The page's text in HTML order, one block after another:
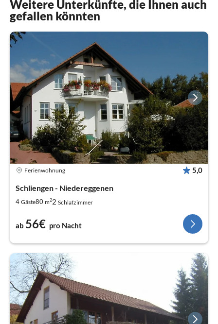
Weitere Unterkünfte, die Ihnen auch
gefallen könnten
Ferienwohnung 5,0
Schliengen - Niedereggenen
4 Gäste80 m22 Schlafzimmer
ab 56€ pro Nacht